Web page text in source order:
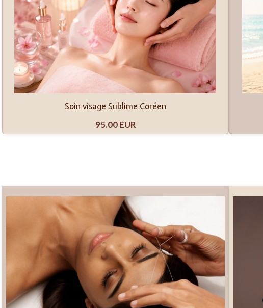
Soin visage Sublime Coréen
95.00 EUR